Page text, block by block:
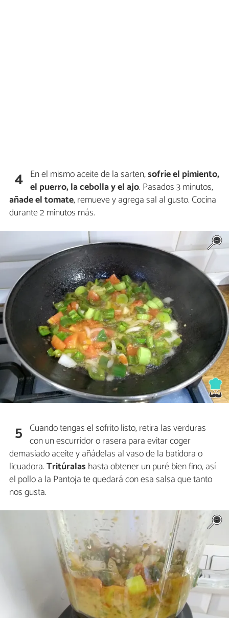
4 En el mismo aceite de la sarten,sofríe el pimiento,
el puerro, la cebolla y el ajo. Pasados 3 minutos,
añade el tomate, remueve y agrega sal al gusto. Cocina
durante 2 minutos más.
5 Cuando tengas el sofrito listo, retira las verduras
con un escurridor o rasera para evitar coger
demasiado aceite y añádelas al vaso de la batidora o
licuadora.Tritúralas hasta obtener un puré bien fino, así
el pollo a la Pantoja te quedará con esa salsa que tanto
nos gusta.